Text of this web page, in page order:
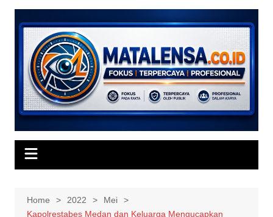
Skip
content
Home 2022
Mei
Kapolrestabes Medan dan Keluarga Mengucapkan